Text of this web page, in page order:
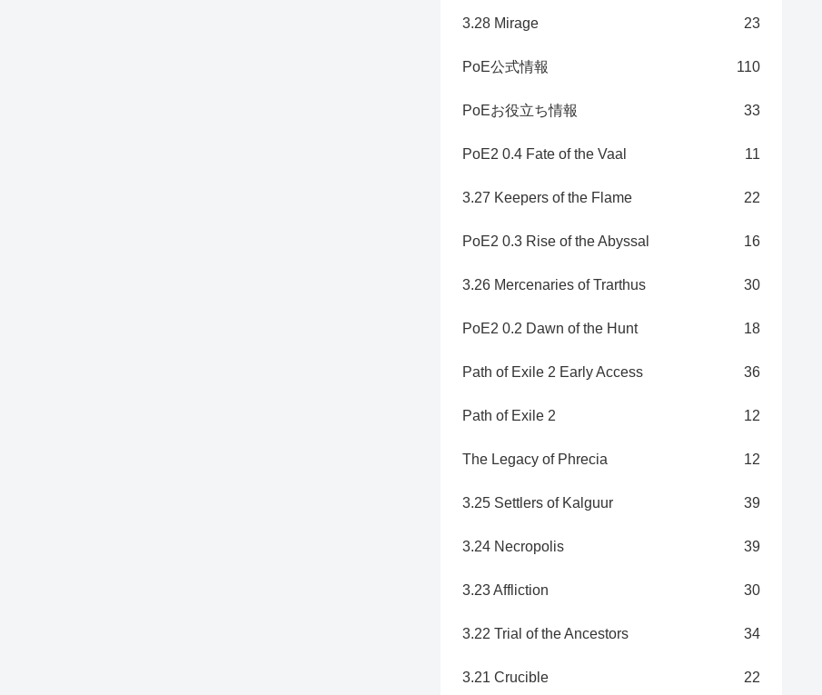
3.28 Mirage 23
PoE公式情報 110
PoEお役立ち情報 33
PoE2 0.4 Fate of the Vaal 11
3.27 Keepers of the Flame 22
PoE2 0.3 Rise of the Abyssal 16
3.26 Mercenaries of Trarthus 30
PoE2 0.2 Dawn of the Hunt 18
Path of Exile 2 Early Access 36
Path of Exile 2 12
The Legacy of Phrecia 12
3.25 Settlers of Kalguur 39
3.24 Necropolis 39
3.23 Affliction 30
3.22 Trial of the Ancestors 34
3.21 Crucible 22